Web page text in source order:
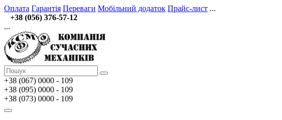
Оплата Гарантія Переваги Мобільний додаток Прайс-лист ...
+38 (056) 376-57-12
...
+38 (067) 0000 - 109
+38 (095) 0000 - 109
+38 (073) 0000 - 109